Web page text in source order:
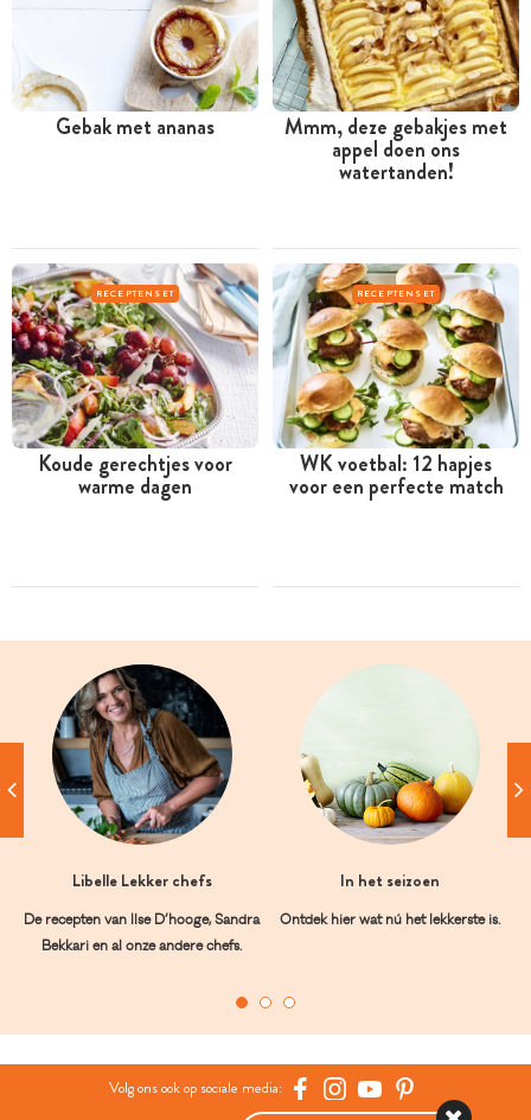
Gebak met ananas Mmm, deze gebakjes met
appel doen ons
watertanden!
RECEPTENSET
Koude gerechtjes voor
warme dagen
RECEPTENSET
WK voetbal: 12 hapjes
voor een perfecte match
Libelle Lekker chefs
De recepten van Ilse D’hooge, Sandra
Bekkari en al onze andere chefs.
In het seizoen
Ontdek hier wat nú het lekkerste is.
Volg ons ook op sociale media: